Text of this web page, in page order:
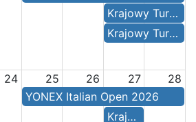
Krajowy Turniej Juniorów Mł. Młodzików i Młodzików Mł. oraz Żaków
Krajowy Turniej Młodzików i Młodzików Mł. oraz Żaków i Żaków Mł.
24 25 26 27
28
YONEX Italian Open 2026
Krajowy Turniej Młodzików i Młodzików Mł. oraz Żaków